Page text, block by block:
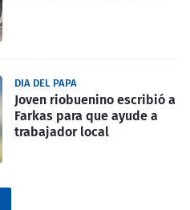
DIA DEL PAPA
Joven riobuenino escribió a
Farkas para que ayude a
trabajador local